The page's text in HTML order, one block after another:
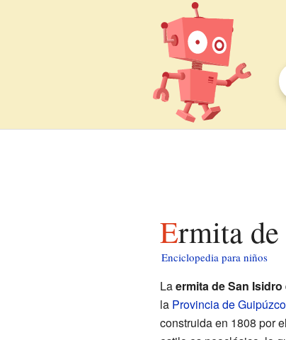
Ermita
Enciclopedia para niños
Laermita de San Isidro
la Provincia de
construida en 1808 por